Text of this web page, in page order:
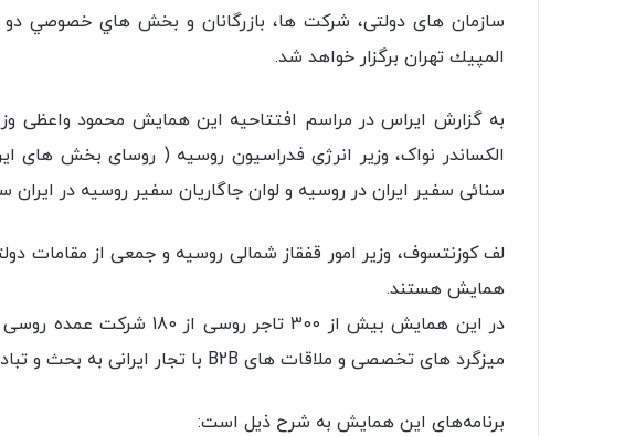
المپيك تهران برگزار خواهد شد.
به گزارش ایراس در مراسم افتتاحیه این همایش محمود واعظی
الکساندر نواک، وزیر انرژی فدراسیون روسیه ( روسای بخش های
سنائی سفیر ایران در روسیه و لوان جاگاریان سفیر روسیه در ایران
لف کوزنتسوف، وزیر امور قفقاز شمالی روسیه و جمعی از مقامات
همایش هستند.
در این همایش بیش از 300 تاجر
میزگرد های تخصصی و ملاقات های B2B با تجار ایرانی به بحث و تبادل نظر خواهند پرداخت.
برنامه‌های این همایش به شرح ذیل است: